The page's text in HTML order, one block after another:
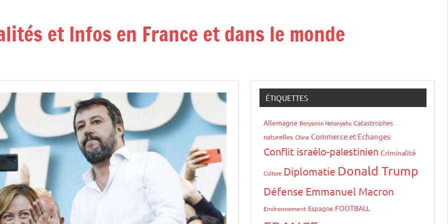
et Infos en France et dans le monde
ÉTIQUETTES
Allemagne Benyamin Netanyahu Catastrophes
naturelles Chine Commerce et Echanges
Conflit israélo-palestinien Criminalité
Culture Diplomatie Donald Trump
Défense Emmanuel Macron
Environnement Espagne FOOTBALL